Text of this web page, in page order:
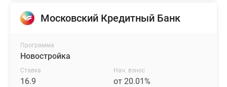
Московский Кредитный Банк
Программа
Новостройка
Ставка
16.9
Нач. взнос
от 20.01%